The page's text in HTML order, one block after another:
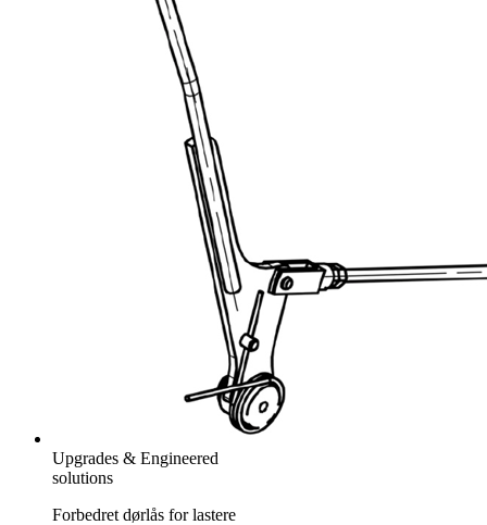
Upgrades & Engineered
solutions
Forbedret dørlås for lastere